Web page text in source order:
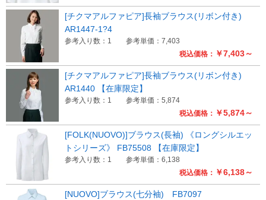
税込価格： ￥7,403～
[チクマアルファピア]長袖ブラウス(リボン付き)
AR1447-1?4
参考入り数：1 参考単価：7,403
税込価格： ￥5,874～
[チクマアルファピア]長袖ブラウス(リボン付き)
AR1440 【在庫限定】
参考入り数：1 参考単価：5,874
税込価格： ￥6,138～
[FOLK(NUOVO)]ブラウス(長袖) 《ロングシルエッ
トシリーズ》 FB75508 【在庫限定】
参考入り数：1 参考単価：6,138
[NUOVO]ブラウス(七分袖) FB7097